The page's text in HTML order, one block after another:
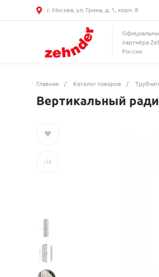
г. Москва, ул. Грина, д. 1, корп. 8
партнёра
России
Главная / Каталог товаров /
Вертикальный